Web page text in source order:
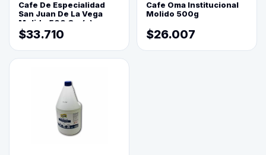
Cafe De Especialidad
San Juan De La Vega
Molido 500 Grs(=)
$33.710
Cafe Oma Institucional
Molido 500g
$26.007